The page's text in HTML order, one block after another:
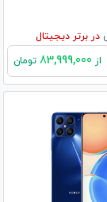
در برتر دیجیتال
از تومان